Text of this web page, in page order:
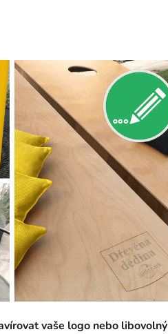
vaše logo nebo libovolný